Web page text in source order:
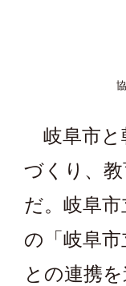
岐阜市と
づくり、
だ。岐阜
の「岐阜
との連携